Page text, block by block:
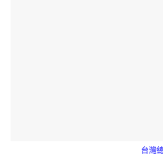
台灣